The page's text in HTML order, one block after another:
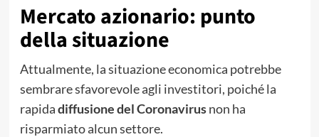
Mercato azionario: punto
della situazione
Attualmente, la situazione economica potrebbe
sembrare sfavorevole agli investitori, poiché la
rapidadiffusione del Coronavirusnon ha
risparmiato alcun settore.